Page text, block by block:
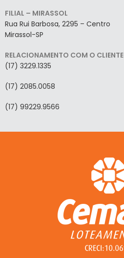
FILIAL – MIRASSOL
Rua Rui Barbosa, 2295 – Centro
Mirassol-SP
RELACIONAMENTO COM O CLIENTE
(17) 3229.1335
(17) 2085.0058
(17) 99229.9566